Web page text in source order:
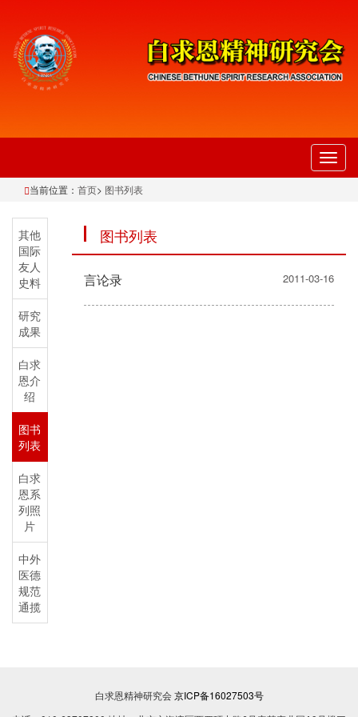
切
换
当前位置： 首页> 图书列表
其他
国际
友人
史料
研究
成果
白求
恩介
绍
图书
列表
白求
恩系
列照
片
中外
医德
规范
通揽
图书列表
言论录 2011-03-16
白求恩精神研究会京ICP备16027503号